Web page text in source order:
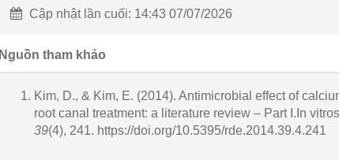
Cập nhật lần cuối: 14:43 07/07/2026
Nguồn tham khảo
Kim, D., & Kim, E. (2014). Antimicrobial effect of
root canal treatment: a literature review – Part I.In
39(4), 241. https://doi.org/10.5395/rde.2014.39.4.241